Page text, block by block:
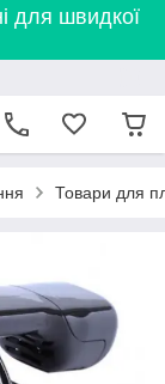
для швидкої
Товари для